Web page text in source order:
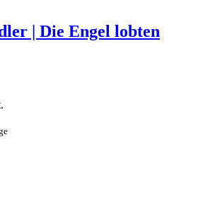
| Die Engel lobten